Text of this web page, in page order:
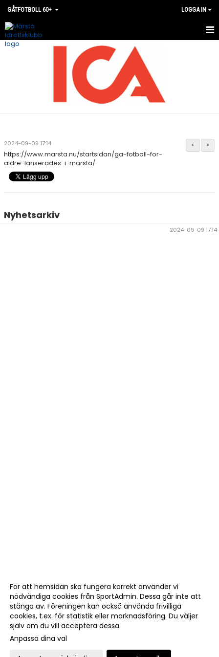
GÅTFOTBOLL 60+ LOGGA IN
HEM
BILDGALLERI
DOKUMENT
KONTAKT
>
<
2024-09-09 17:14
https://www.marsta.nu/startsidan/ga-fotboll-for-
aldre-lanserades-i-marsta/
Nyhetsarkiv
2024-09-09 17:14
För att hemsidan ska fungera korrekt använder vi
nödvändiga cookies från SportAdmin. Dessa går inte att
stänga av. Föreningen kan också använda frivilliga
cookies, t.ex. för statistik eller marknadsföring. Du väljer
själv om du vill acceptera dessa.
Anpassa dina val